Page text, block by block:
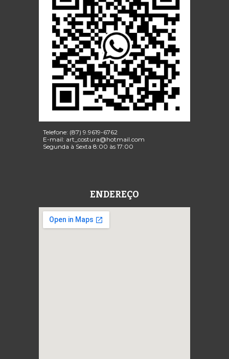
Telefone: (87)9.9619-6762
E-mail: art_costura@hotmail .com
Segunda à Sexta 8:00 às 17:00
ENDEREÇO